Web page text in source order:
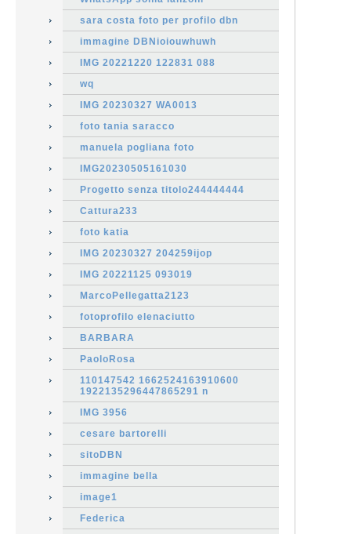
sara costa foto per profilo dbn
immagine DBNioiouwhuwh
IMG 20221220 122831 088
wq
IMG 20230327 WA0013
foto tania saracco
manuela pogliana foto
IMG20230505161030
Progetto senza titolo244444444
Cattura233
foto katia
IMG 20230327 204259ijop
IMG 20221125 093019
MarcoPellegatta2123
fotoprofilo elenaciutto
BARBARA
PaoloRosa
110147542 1662524163910600
1922135296447865291 n
IMG 3956
cesare bartorelli
sitoDBN
immagine bella
image1
Federica